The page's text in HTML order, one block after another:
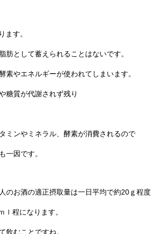
ます。
として蓄えられることはないです。
素やエネルギーが使われてしまいます。
糖質が代謝されず残り
ミンやミネラル、酵素が消費されるので
一因です。
のお酒の適正摂取量は一日平均で約20ｇ程度
程になります。
飲むことですね。